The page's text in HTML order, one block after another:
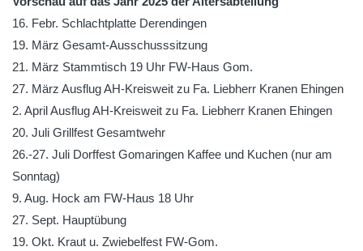
16. Febr. Schlachtplatte Derendingen
19. März Gesamt-Ausschusssitzung
21. März Stammtisch 19 Uhr FW-Haus Gom.
27. März Ausflug AH-Kreisweit zu Fa. Liebherr Kranen Ehingen
2. April Ausflug AH-Kreisweit zu Fa. Liebherr Kranen Ehingen
20. Juli Grillfest Gesamtwehr
26.-27. Juli Dorffest Gomaringen Kaffee und Kuchen (nur am
Sonntag)
9. Aug. Hock am FW-Haus 18 Uhr
27. Sept. Hauptübung
19. Okt. Kraut u. Zwiebelfest FW-Gom.